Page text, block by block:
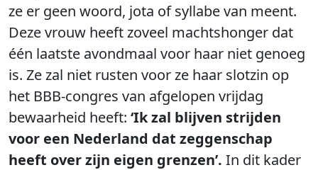
ze er geen woord, jota of syllabe van meent.
Deze vrouw heeft zoveel machtshonger dat
één laatste avondmaal voor haar niet genoeg
is. Ze zal niet rusten voor ze haar slotzin op
het BBB-congres van afgelopen vrijdag
bewaarheid heeft: ‘Ik zal blijven strijden
voor een Nederland dat zeggenschap
heeft over zijn eigen grenzen’. In dit kader